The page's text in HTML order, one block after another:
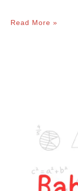
Jadwal
Read More »